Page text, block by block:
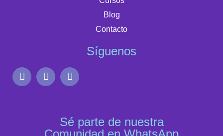
Blog
Contacto
Síguenos
Sé parte de nuestra